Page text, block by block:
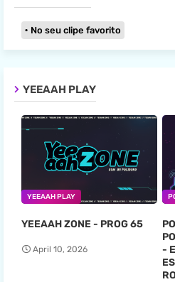
No seu clipe favorito
YEEAAH PLAY
YEEAAH PLAY
YEEAAH ZONE - PROG 65
April 10, 2026
-